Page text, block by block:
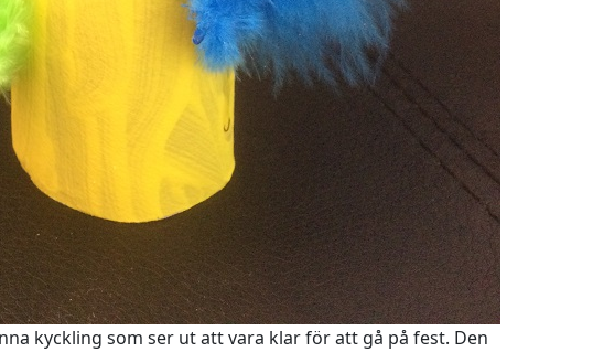
kyckling som ser ut att vara klar för att gå på fest. Den